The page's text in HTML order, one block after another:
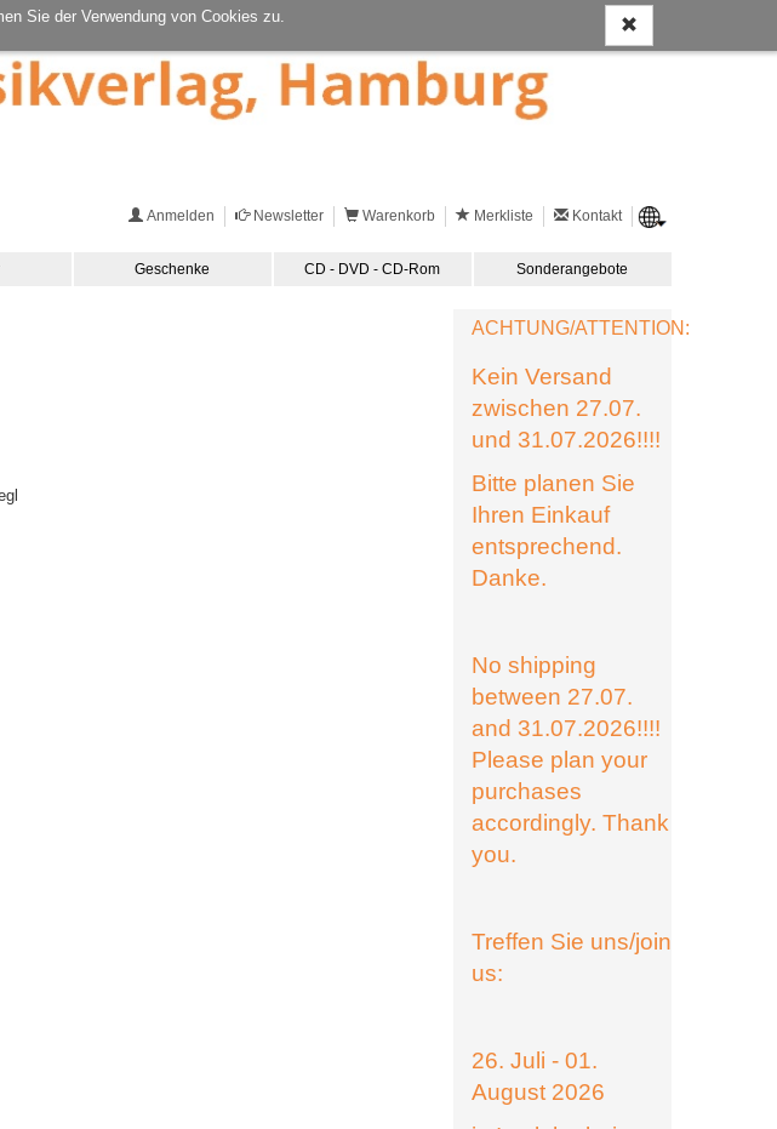
Sie der Verwendung von Cookies zu.
Anmelden Newsletter Warenkorb Merkliste Kontakt
Geschenke CD - DVD - CD-Rom Sonderangebote
ACHTUNG/ATTENTION:
Kein Versand
zwischen 27.07.
und 31.07.2026!!!!
Bitte planen Sie
Ihren Einkauf
entsprechend.
Danke.
No shipping
between 27.07.
and 31.07.2026!!!!
Please plan your
purchases
accordingly. Thank
you.
Treffen Sie uns/join
us:
26. Juli - 01.
August 2026